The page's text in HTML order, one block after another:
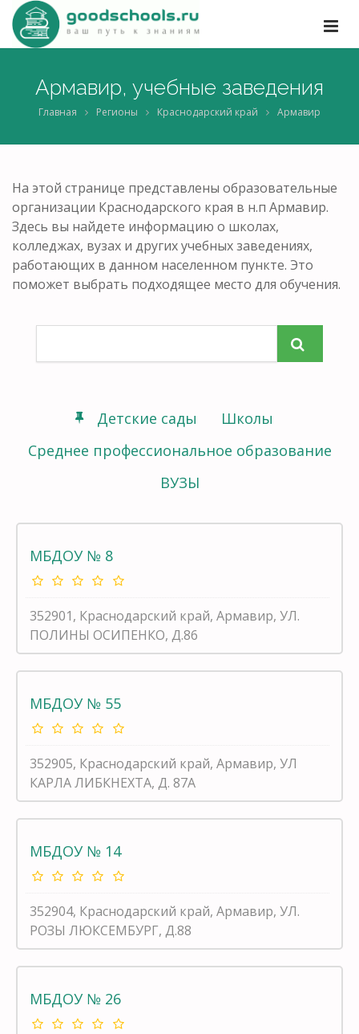
Армавир, учебные заведения
Главная Регионы Краснодарский край Армавир
На этой странице представлены образовательные
организации Краснодарского края в н.п Армавир.
Здесь вы найдете информацию о школах,
колледжах, вузах и других учебных заведениях,
работающих в данном населенном пункте. Это
поможет выбрать подходящее место для обучения.
Детские сады
Школы
Среднее профессиональное образование
ВУЗЫ
МБДОУ № 8
352901, Краснодарский край, Армавир, УЛ.
ПОЛИНЫ ОСИПЕНКО, Д.86
МБДОУ № 55
352905, Краснодарский край, Армавир, УЛ
КАРЛА ЛИБКНЕХТА, Д. 87А
МБДОУ № 14
352904, Краснодарский край, Армавир, УЛ.
РОЗЫ ЛЮКСЕМБУРГ, Д.88
МБДОУ № 26